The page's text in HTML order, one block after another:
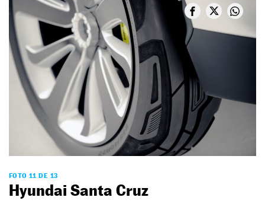
FOTO 11 DE 13
Hyundai Santa Cruz